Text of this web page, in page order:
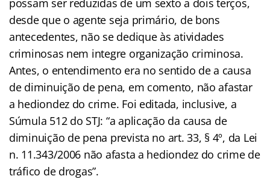
possam ser reduzidas de um sexto a dois terços,
desde que o agente seja primário, de bons
antecedentes, não se dedique às atividades
criminosas nem integre organização criminosa.
Antes, o entendimento era no sentido de a causa
de diminuição de pena, em comento, não afastar
a hediondez do crime. Foi editada, inclusive, a
Súmula 512 do STJ: “a aplicação da causa de
diminuição de pena prevista no art. 33, § 4º, da Lei
n. 11.343/2006 não afasta a hediondez do crime de
tráfico de drogas”.